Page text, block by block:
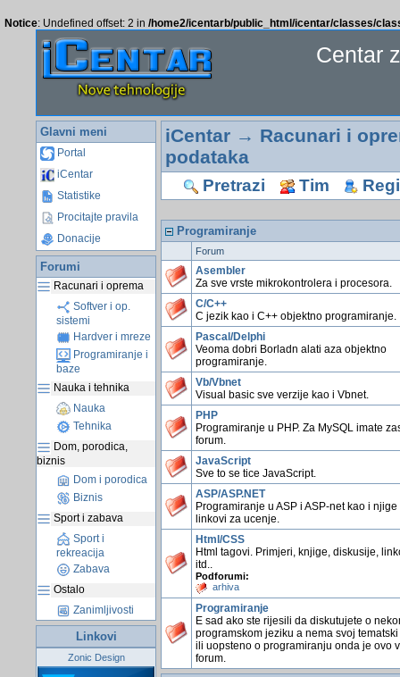
Notice: Undefined offset: 2 in /home2/icentarb/public_html/icentar/classes/
Centar
Glavni meni
Portal
iCentar
Statistike
Procitajte pravila
Donacije
Forumi
Racunari i oprema
Softver i op.
sistemi
Hardver i mreze
Programiranje i
baze
Nauka i tehnika
Nauka
Tehnika
Dom, porodica,
biznis
Dom i porodica
Biznis
Sport i zabava
Sport i
rekreacija
Zabava
Ostalo
Zanimljivosti
Linkovi
Zonic Design
iCentar→ Racunari i
podataka
Pretrazi Tim
Programiranje
Forum
Asembler
Za sve vrste mikrokontrolera i procesora.
C/C++
C jezik kao i C++ objektno programiranje.
Pascal/Delphi
Veoma dobri Borladn alati aza objektno
programiranje.
Vb/Vbnet
Visual basic sve verzije kao i Vbnet.
PHP
Programiranje u PHP. Za MySQL imate
forum.
JavaScript
Sve to se tice JavaScript.
ASP/ASP.NET
Programiranje u ASP i ASP-net kao i njige
linkovi za ucenje.
Html/CSS
Html tagovi. Primjeri, knjige, diskusije,
itd..
Podforumi:
arhiva
Programiranje
E sad ako ste rijesili da diskutujete o
programskom jeziku a nema svoj tematski
ili uopsteno o programiranju onda je ovo
forum.